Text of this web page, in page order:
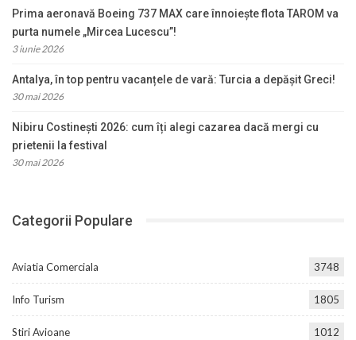
Prima aeronavă Boeing 737 MAX care înnoiește flota TAROM va
purta numele „Mircea Lucescu”!
3 iunie 2026
Antalya, în top pentru vacanțele de vară: Turcia a depășit Greci!
30 mai 2026
Nibiru Costinești 2026: cum îți alegi cazarea dacă mergi cu
prietenii la festival
30 mai 2026
Categorii Populare
Aviatia Comerciala 3748
Info Turism 1805
Stiri Avioane 1012